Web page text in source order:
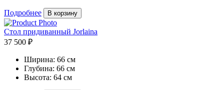
Подробнее В корзину
Стол придиванный Jorlaina
37 500 ₽
Ширина: 66 см
Глубина: 66 см
Высота: 64 см